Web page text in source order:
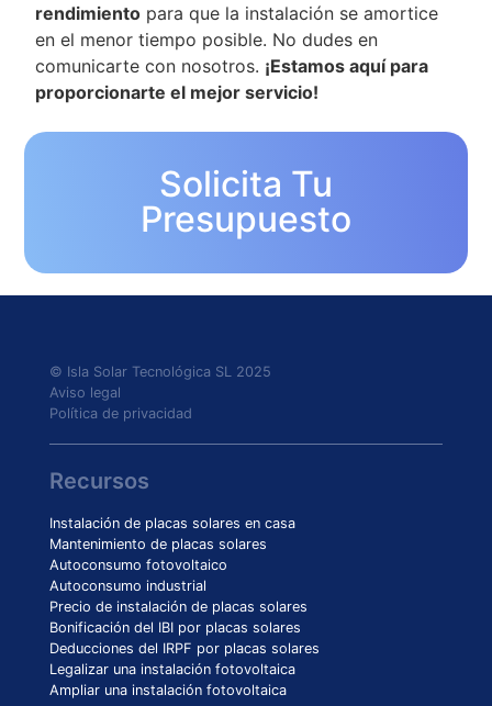
rendimiento para que la instalación se amortice
en el menor tiempo posible. No dudes en
comunicarte con nosotros. ¡Estamos aquí para
proporcionarte el mejor servicio!
Solicita Tu
Presupuesto
© Isla Solar Tecnológica SL 2025
Aviso legal
Política de privacidad
Recursos
Instalación de placas solares en casa
Mantenimiento de placas solares
Autoconsumo fotovoltaico
Autoconsumo industrial
Precio de instalación de placas solares
Bonificación del IBI por placas solares
Deducciones del IRPF por placas solares
Legalizar una instalación fotovoltaica
Ampliar una instalación fotovoltaica